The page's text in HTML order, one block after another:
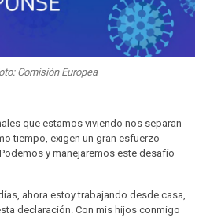
Comisión Europea
que estamos viviendo nos separan
tiempo, exigen un gran esfuerzo
y manejaremos este desafío
ahora estoy trabajando desde casa,
declaración. Con mis hijos conmigo